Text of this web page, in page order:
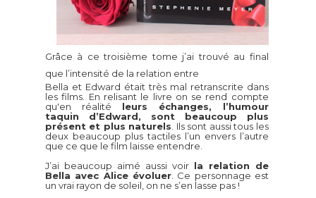
Grâce à ce troisième tome j’ai trouvé au final
que l’intensité de la relation entre
Bella et Edward était très mal retranscrite dans
les films. En relisant le livre on se rend compte
qu'en réalité leurs échanges, l’humour
taquin d’Edward, sont beaucoup plus
présent et plus naturels . Ils sont aussi tous les
deux beaucoup plus tactiles l’un envers l’autre
que ce que le film laisse entendre.
J’ai beaucoup aimé aussi voir la relation de
Bella avec Alice évoluer. Ce personnage est
un vrai rayon de soleil, on ne s’en lasse pas !